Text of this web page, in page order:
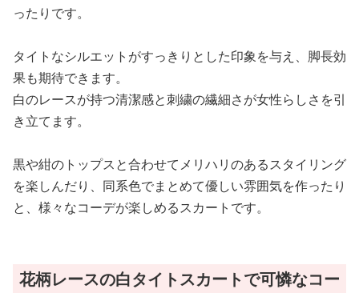
ったりです。
タイトなシルエットがすっきりとした印象を与え、脚長効
果も期待できます。
白のレースが持つ清潔感と刺繍の繊細さが女性らしさを引
き立てます。
黒や紺のトップスと合わせてメリハリのあるスタイリング
を楽しんだり、同系色でまとめて優しい雰囲気を作ったり
と、様々なコーデが楽しめるスカートです。
花柄レースの白タイトスカートで可憐なコー